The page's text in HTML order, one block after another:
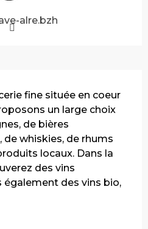
alre.bzh
fine située en coeur
un large choix
de bières
de whiskies, de rhums
locaux. Dans la
des vins
des vins bio,